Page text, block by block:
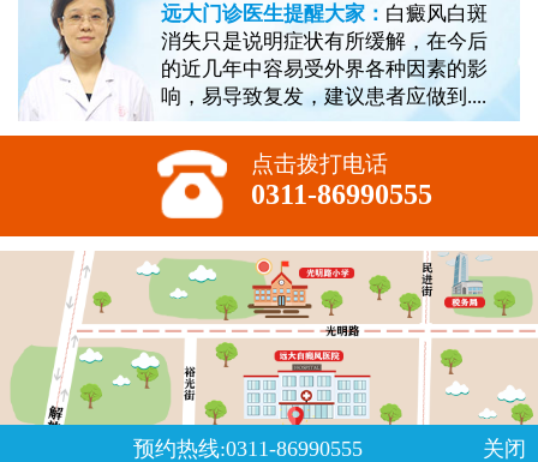
远大门诊医生提醒大家： 白癜风白斑
消失只是说明症状有所缓解，在今后
的近几年中容易受外界各种因素的影
响，易导致复发，建议患者应做到....
点击拨打电话
0311-86990555
预约热线:0311-86990555 关闭